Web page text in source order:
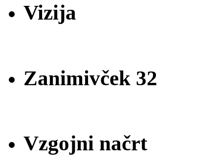
Vizija
Zanimivček 32
Vzgojni načrt